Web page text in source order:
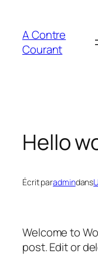
contenu
A Contre
Courant
Hello
Écrit paradmindans
Welcome to
post. Edit or